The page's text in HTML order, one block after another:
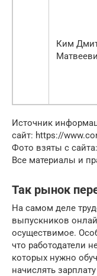
Ким
Источник
сайт: https://
Фото взяты с
Все материалы и
Так рынок
На самом деле
выпускников
осуществимое.
что работодатели
которых нужно
начислять